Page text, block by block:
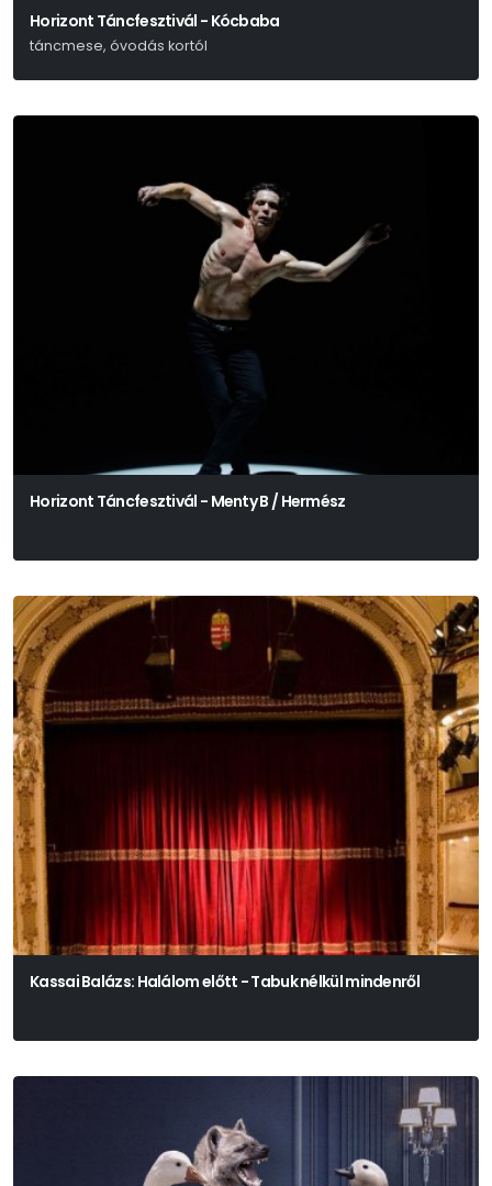
Horizont Táncfesztivál - Kócbaba
táncmese, óvodás kortól
Horizont Táncfesztivál - Menty B / Hermész
Kassai Balázs: Halálom előtt - Tabuk nélkül mindenről